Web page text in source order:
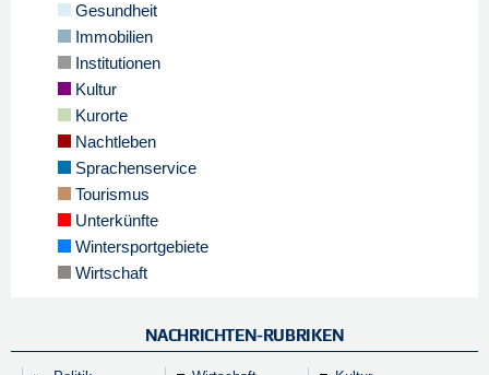
Gesundheit
Immobilien
Institutionen
Kultur
Kurorte
Nachtleben
Sprachenservice
Tourismus
Unterkünfte
Wintersportgebiete
Wirtschaft
NACHRICHTEN-RUBRIKEN